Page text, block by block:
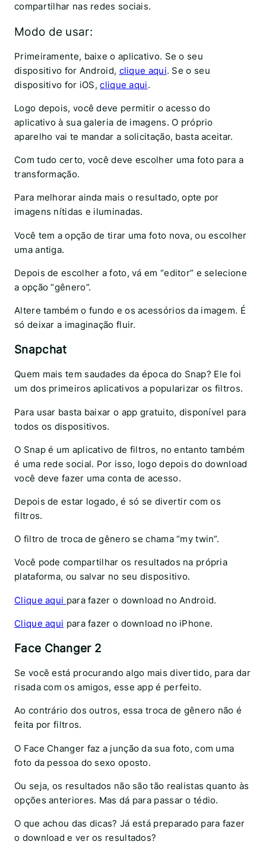
compartilhar nas redes sociais.
Modo de usar:
Primeiramente, baixe o aplicativo. Se o seu
dispositivo for Android, clique aqui. Se o seu
dispositivo for iOS,clique aqui.
Logo depois, você deve permitir o acesso do
aplicativo à sua galeria de imagens. O próprio
aparelho vai te mandar a solicitação, basta aceitar.
Com tudo certo, você deve escolher uma foto para a
transformação.
Para melhorar ainda mais o resultado, opte por
imagens nítidas e iluminadas.
Você tem a opção de tirar uma foto nova, ou escolher
uma antiga.
Depois de escolher a foto, vá em “editor” e selecione
a opção “gênero”.
Altere também o fundo e os acessórios da imagem. É
só deixar a imaginação fluir.
Snapchat
Quem mais tem saudades da época do Snap? Ele foi
um dos primeiros aplicativos a popularizar os filtros.
Para usar basta baixar o app gratuito, disponível para
todos os dispositivos.
O Snap é um aplicativo de filtros, no entanto também
é uma rede social. Por isso, logo depois do download
você deve fazer uma conta de acesso.
Depois de estar logado, é só se divertir com os
filtros.
O filtro de troca de gênero se chama “my twin”.
Você pode compartilhar os resultados na própria
plataforma, ou salvar no seu dispositivo.
Clique aqui para fazer o download no Android.
Clique aqui para fazer o download no iPhone.
Face Changer 2
Se você está procurando algo mais divertido, para dar
risada com os amigos, esse app é perfeito.
Ao contrário dos outros, essa troca de gênero não é
feita por filtros.
O Face Changer faz a junção da sua foto, com uma
foto da pessoa do sexo oposto.
Ou seja, os resultados não são tão realistas quanto às
opções anteriores. Mas dá para passar o tédio.
O que achou das dicas? Já está preparado para fazer
o download e ver os resultados?